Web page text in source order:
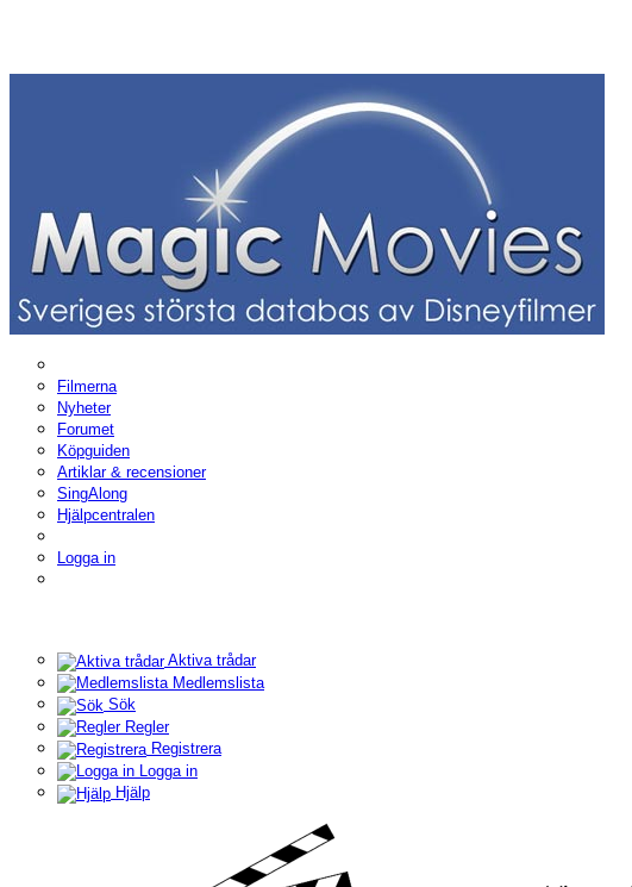
Filmerna
Nyheter
Forumet
Köpguiden
Artiklar & recensioner
SingAlong
Hjälpcentralen
Logga in
Aktiva trådar
Medlemslista
Sök
Regler
Registrera
Logga in
Hjälp